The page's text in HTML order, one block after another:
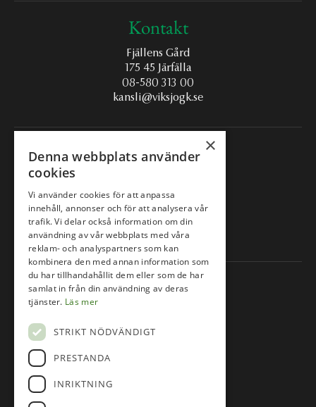
Kontakt
Fjällens Gård
175 45 Järfälla
08-580 313 00
kansli@viksjogk.se
Följ oss på
Instagram
Information
Lektioner & Kurser
×
Denna webbplats använder
cookies
Vi använder cookies för att anpassa
innehåll, annonser och för att analysera vår
trafik. Vi delar också information om din
användning av vår webbplats med våra
reklam- och analyspartners som kan
kombinera den med annan information som
du har tillhandahållit dem eller som de har
samlat in från din användning av deras
tjänster. Läs mer
STRIKT NÖDVÄNDIGT
PRESTANDA
INRIKTNING